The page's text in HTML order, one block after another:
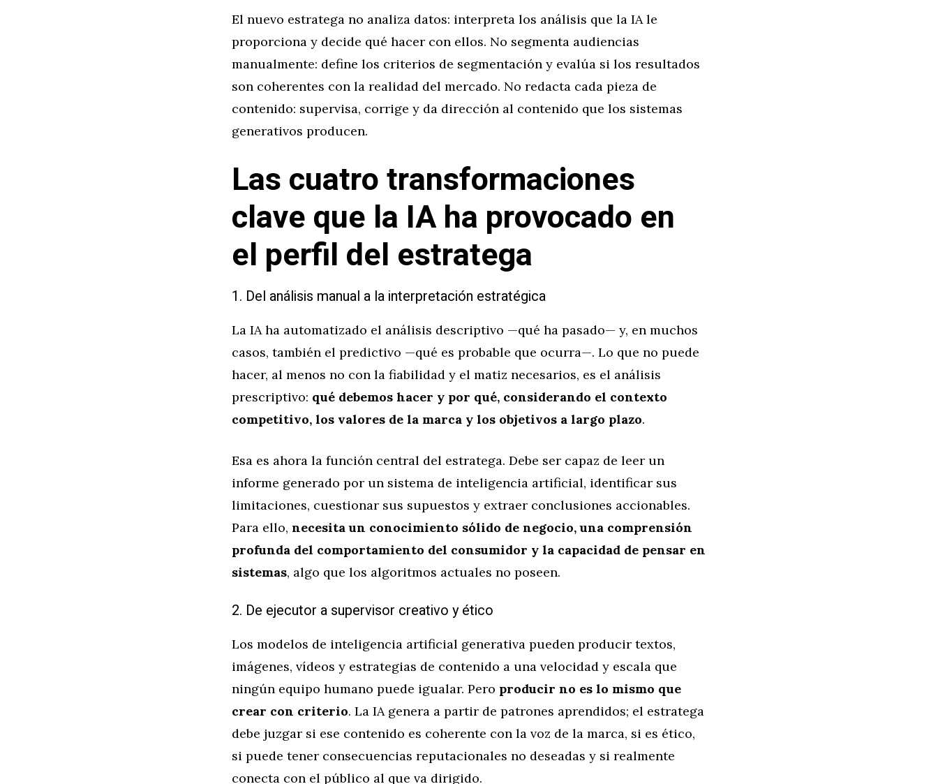
El nuevo estratega no analiza datos: interpreta los análisis que la IA le
proporciona y decide qué hacer con ellos. No segmenta audiencias
manualmente: define los criterios de segmentación y evalúa si los resultados
son coherentes con la realidad del mercado. No redacta cada pieza de
contenido: supervisa, corrige y da dirección al contenido que los sistemas
generativos producen.
Las cuatro transformaciones
clave que la IA ha provocado en
el perfil del estratega
1. Del análisis manual a la interpretación estratégica
La IA ha automatizado el análisis descriptivo —qué ha pasado— y, en muchos
casos, también el predictivo —qué es probable que ocurra—. Lo que no puede
hacer, al menos no con la fiabilidad y el matiz necesarios, es el análisis
prescriptivo: qué debemos hacer y por qué, considerando el contexto
competitivo, los valores de la marca y los objetivos a largo plazo.
Esa es ahora la función central del estratega. Debe ser capaz de leer un
informe generado por un sistema de inteligencia artificial, identificar sus
limitaciones, cuestionar sus supuestos y extraer conclusiones accionables.
Para ello, necesita un conocimiento sólido de negocio, una comprensión
profunda del comportamiento del consumidor y la capacidad de pensar en
sistemas, algo que los algoritmos actuales no poseen.
2. De ejecutor a supervisor creativo y ético
Los modelos de inteligencia artificial generativa pueden producir textos,
imágenes, vídeos y estrategias de contenido a una velocidad y escala que
ningún equipo humano puede igualar. Pero producir no es lo mismo que
crear con criterio. La IA genera a partir de patrones aprendidos; el estratega
debe juzgar si ese contenido es coherente con la voz de la marca, si es ético,
si puede tener consecuencias reputacionales no deseadas y si realmente
conecta con el público al que va dirigido.